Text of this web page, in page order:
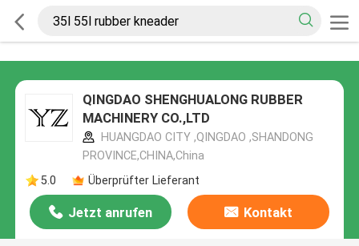
QINGDAO SHENGHUALONG RUBBER
MACHINERY CO.,LTD
HUANGDAO CITY ,QINGDAO ,SHANDONG
PROVINCE,CHINA,China
5.0
Überprüfter Lieferant
Jetzt anrufen Kontakt